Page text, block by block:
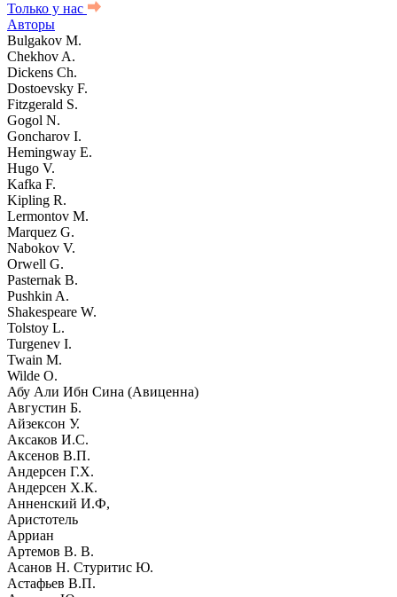
Только у нас
Авторы
Bulgakov M.
Chekhov A.
Dickens Ch.
Dostoevsky F.
Fitzgerald S.
Gogol N.
Goncharov I.
Hemingway E.
Hugo V.
Kafka F.
Kipling R.
Lermontov M.
Marquez G.
Nabokov V.
Orwell G.
Pasternak B.
Pushkin A.
Shakespeare W.
Tolstoy L.
Turgenev I.
Twain M.
Wilde O.
Абу Али Ибн Сина (Авиценна)
Августин Б.
Айзексон У.
Аксаков И.С.
Аксенов В.П.
Андерсен Г.Х.
Андерсен Х.К.
Анненский И.Ф,
Аристотель
Арриан
Артемов В. В.
Асанов Н. Стуритис Ю.
Астафьев В.П.